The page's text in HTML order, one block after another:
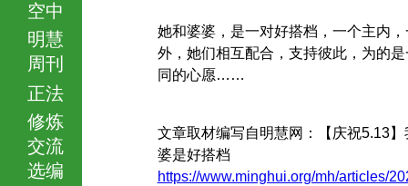
空中
明慧
周刊
正法
修炼
交流
选编
她和婆婆，是一对好搭档，一个主内
外，她们相互配合，支持彼此，为的
同的心愿……
文章取材编写自明慧网：【庆祝5.13】
婆是好搭档
https://www.minghui.org/mh/articles/